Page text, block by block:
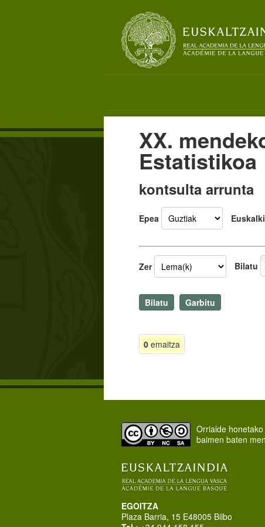
XX.
Estatistikoa
kontsulta arrunta
Epea
Zer Bilatu
0 emaitza
Orrialde
baimen baten
EGOITZA
Plaza Barria, 15 E48005 Bilbo